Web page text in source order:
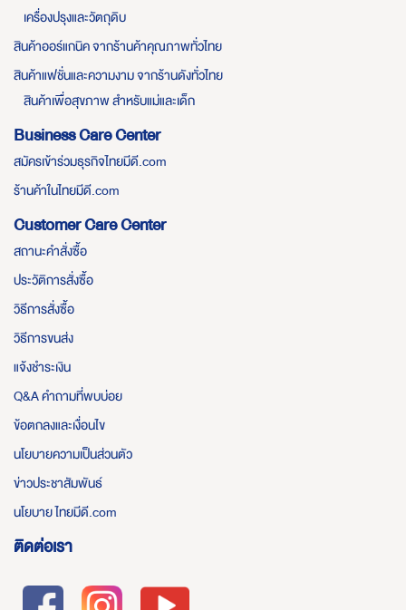
เครื่องปรุงและวัตถุดิบ
สินค้าออร์แกนิค จากร้านค้าคุณภาพทั่วไทย
สินค้าแฟชั่นและความงาม จากร้านดังทั่วไทย
สินค้าเพื่อสุขภาพ สำหรับแม่และเด็ก
Business Care Center
สมัครเข้าร่วมธุรกิจไทยมีดี.com
ร้านค้าในไทยมีดี.com
Customer Care Center
สถานะคำสั่งซื้อ
ประวัติการสั่งซื้อ
วิธีการสั่งซื้อ
วิธีการขนส่ง
แจ้งชำระเงิน
Q&A คำถามที่พบบ่อย
ข้อตกลงและเงื่อนไข
นโยบายความเป็นส่วนตัว
ข่าวประชาสัมพันธ์
นโยบาย ไทยมีดี.com
ติดต่อเรา